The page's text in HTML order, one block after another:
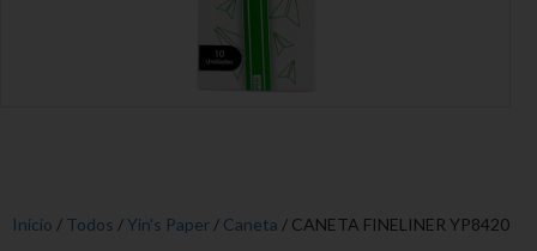
Início / Todos /Yin's Paper / Caneta / CANETA FINELINER YP8420